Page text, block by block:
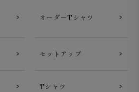
オーダーTシャツ
セットアップ
Tシャツ